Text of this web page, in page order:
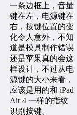
一条边框上，音量
键在左，电源键在
右，按键位置的变
化令人意外，不知
道是模具制作错误
还是苹果真的会这
样设计，不过从电
源键的大小来看，
应该是用的和 iPad
Air 4 一样的指纹
识别按键。